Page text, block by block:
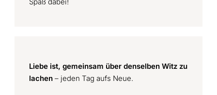
Liebe ist, gemeinsam über denselben Witz zu
lachen – jeden Tag aufs Neue.